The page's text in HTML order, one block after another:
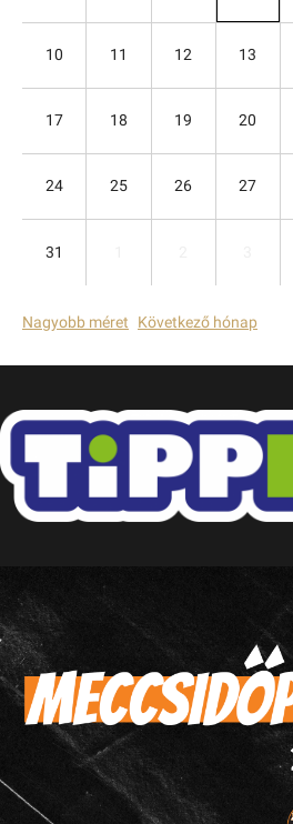
10 11 12 13
17 18 19 20
24 25 26 27
31
Nagyobb méret Következő hónap